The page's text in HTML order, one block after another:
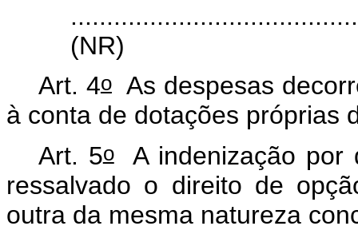
(NR)
Art. 4oAs despesas
à conta de dotações próprias
Art. 5oA indenização por
ressalvado o direito de
outra da mesma natureza